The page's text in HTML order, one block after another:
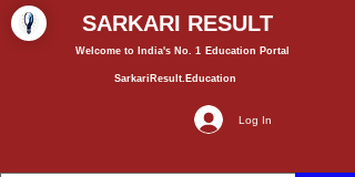
SARKARI RESULT
Welcome to India's No. 1 Education Portal
SarkariResult.Education
Log In